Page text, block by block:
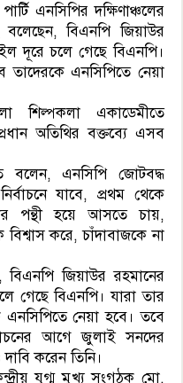
এনসিপির দক্ষিণাঞ্চলের
বিএনপি জিয়াউর
দূরে চলে গেছে বিএনপি।
তাদেরকে এনসিপিতে নেয়া
শিল্পকলা একাডেমীতে
অতিথির বক্তব্যে এসব
বলেন, এনসিপি জোটবদ্ধ
যাবে, প্রথম থেকে
পন্থী হয়ে আসতে চায়,
করে, চাঁদাবাজকে না
জিয়াউর রহমানের
গেছে বিএনপি। যারা তার
নেয়া হবে। তবে
আগে জুলাই সনদের
করেন তিনি।
যুগ্ম মুখ্য সংগঠক মো.